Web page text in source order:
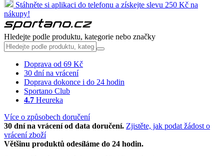
Stáhněte si aplikaci do telefonu a získejte slevu 250 Kč na
nákupy!
Hledejte podle produktu, kategorie nebo značky
Doprava od 69 Kč
30 dní na vrácení
Doprava dokonce i do 24 hodin
Sportano Club
4.7 Heureka
Více o způsobech doručení
30 dní na vrácení od data doručení. Zjistěte, jak podat žádost o
vrácení zboží
Většinu produktů odesíláme do 24 hodin.